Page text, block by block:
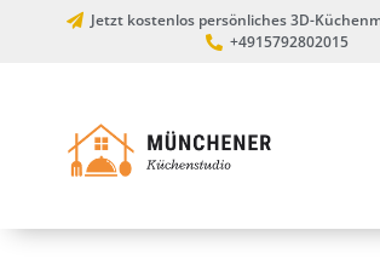
Jetzt kostenlos persönliches 3D-
+4915792802015